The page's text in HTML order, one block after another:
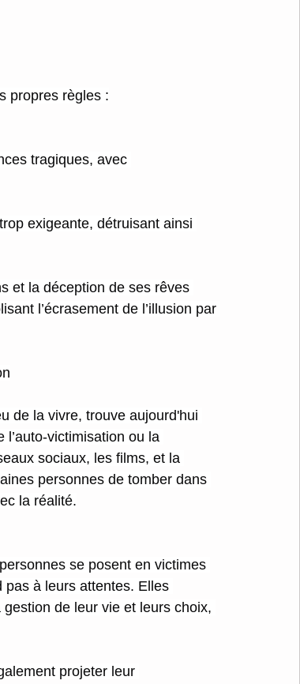
propres règles :
tragiques, avec
exigeante, détruisant ainsi
et la déception de ses rêves
l’écrasement de l’illusion par
de la vivre, trouve aujourd'hui
victimisation ou la
sociaux, les films, et la
personnes de tomber dans
la réalité.
se posent en victimes
à leurs attentes. Elles
de leur vie et leurs choix,
projeter leur